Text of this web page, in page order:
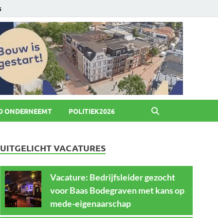
ONDERNEEMT POLITIEK2026
UITGELICHT VACATURES
Vacature: Bedrijfsleider gezocht
voor Baas Bodegraven met kans op
mede-eigenaarschap